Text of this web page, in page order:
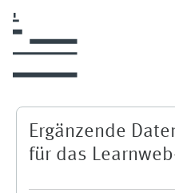
Ergänzende
für das